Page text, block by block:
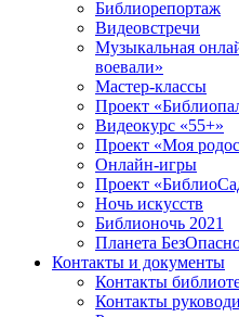
Библиорепортаж
Видеовстречи
Музыкальная
воевали»
Мастер-классы
Проект
Видеокурс «55+»
Проект «Моя
Онлайн-игры
Проект
Ночь искусств
Библионочь 2021
Планета
Контакты и документы
Контакты
Контакты